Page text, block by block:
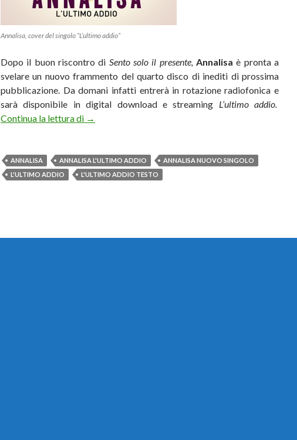
Annalisa, cover del singolo “L’ultimo addio”
Dopo il buon riscontro di Sento solo il presente,Annalisaè pronta a
svelare un nuovo frammento del quarto disco di inediti di prossima
pubblicazione. Da domani infatti entrerà in rotazione radiofonica e
sarà disponibile in digital download e streaming L’ultimo addio.
Continua la lettura di “L’ultimo addio” di Annalisa, da domani il nuovo singolo
→
ANNALISA ANNALISA L'ULTIMO ADDIO
ANNALISA NUOVO SINGOLO
L'ULTIMO ADDIO
L'ULTIMO ADDIO TESTO